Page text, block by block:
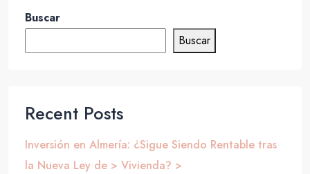
Buscar
Buscar
Recent Posts
Inversión en Almería: ¿Sigue Siendo Rentable tras
la Nueva Ley de > Vivienda? >